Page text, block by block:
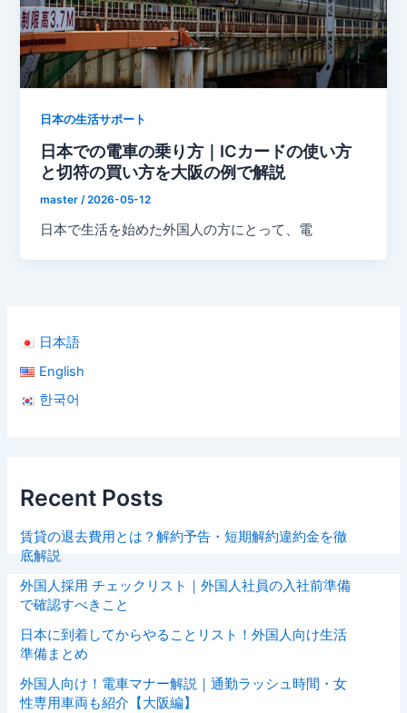
日本語
English
한국어
Recent Posts
賃貸の退去費用とは？解約予告・短期解約違約金を徹
底解説
外国人採用 チェックリスト｜外国人社員の入社前準備
で確認すべきこと
日本に到着してからやることリスト！外国人向け生活
準備まとめ
外国人向け！電車マナー解説｜通勤ラッシュ時間・女
性専用車両も紹介【大阪編】
日本の生活サポート
日本での電車の乗り方｜ICカードの使い方
と切符の買い方を大阪の例で解説
master /2026-05-12
日本で生活を始めた外国人の方にとって、電